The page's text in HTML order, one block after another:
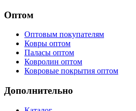
Оптом
Оптовым покупателям
Ковры оптом
Паласы оптом
Ковролин оптом
Ковровые покрытия оптом
Дополнительно